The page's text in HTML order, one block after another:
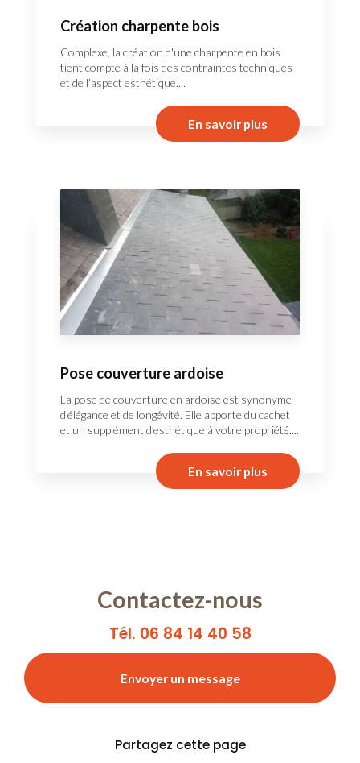
Création charpente bois
Complexe, la création d'une charpente en bois
tient compte à la fois des contraintes techniques
et de l’aspect esthétique....
En savoir plus
Pose couverture ardoise
La pose de couverture en ardoise est synonyme
d’élégance et de longévité. Elle apporte du cachet
et un supplément d’esthétique à votre propriété....
En savoir plus
Contactez-nous
Tél. 06 84 14 40 58
Envoyer un message
Partagez cette page